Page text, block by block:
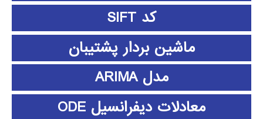
کد SIFT
ماشین بردار پشتیبان
مدل ARIMA
معادلات دیفرانسیل ODE